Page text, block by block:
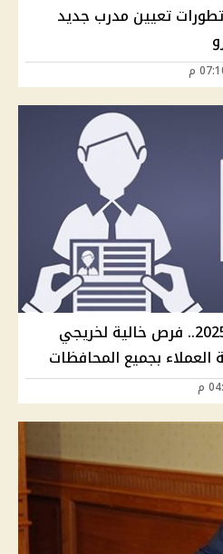
تعيين مدرب جديد
وظائف بنك الآسكندرية 2025.. فرص خالية لخريجي
بجميع المحافظات